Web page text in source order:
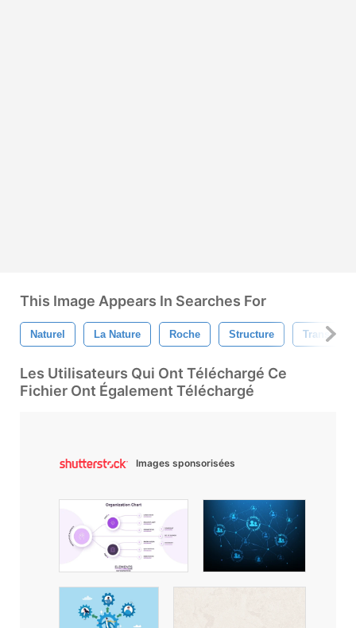
This Image Appears In Searches For
Naturel La Nature Roche Structure
Les Utilisateurs Qui Ont Téléchargé Ce
Fichier Ont Également Téléchargé
Images sponsorisées